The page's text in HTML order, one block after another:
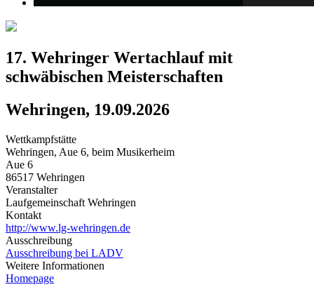
17. Wehringer Wertachlauf mit
schwäbischen Meisterschaften
Wehringen, 19.09.2026
Wettkampfstätte
Wehringen, Aue 6, beim Musikerheim
Aue 6
86517 Wehringen
Veranstalter
Laufgemeinschaft Wehringen
Kontakt
http://www.lg-wehringen.de
Ausschreibung
Ausschreibung bei LADV
Weitere Informationen
Homepage